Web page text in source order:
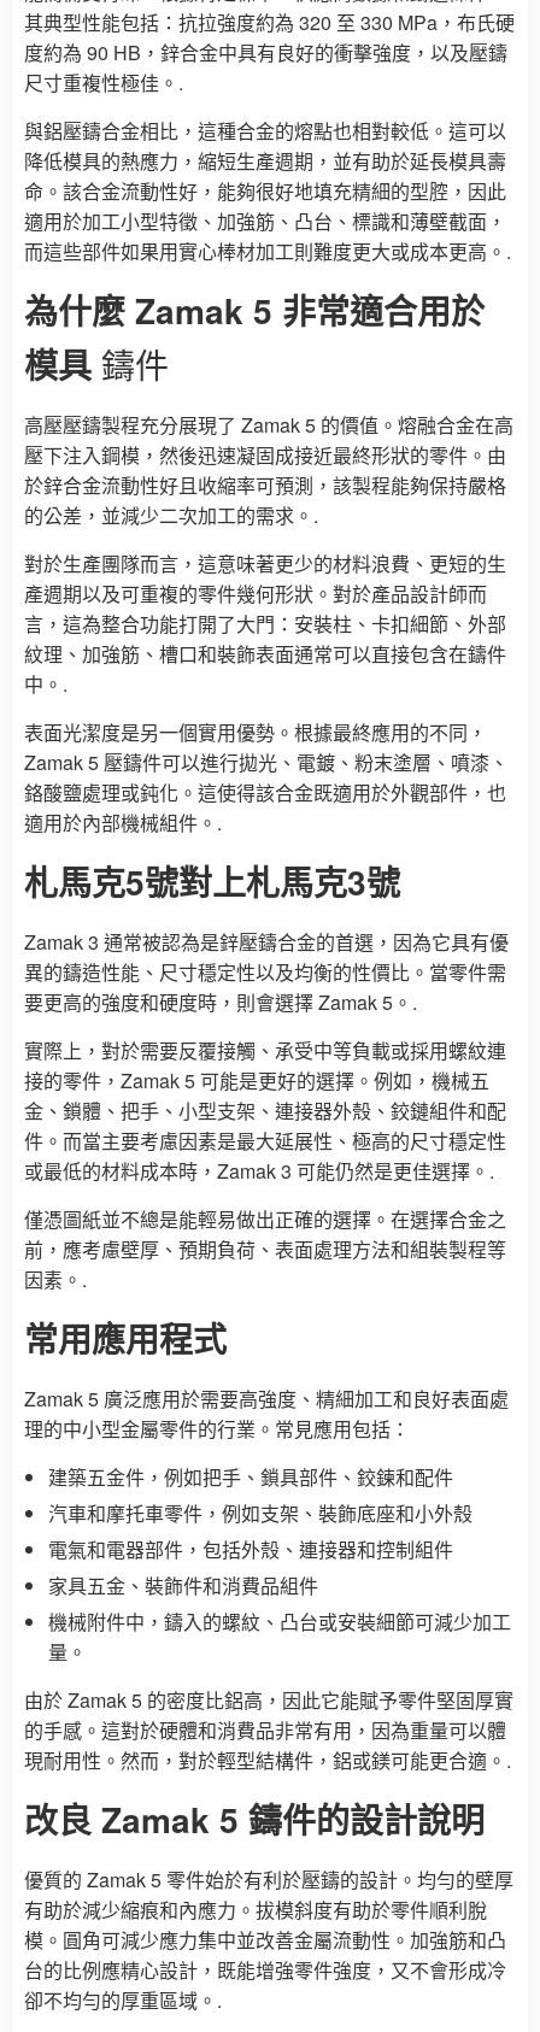
其典型性能包括：抗拉強度約為 320 至 330 MPa，布氏硬
度約為 90 HB，鋅合金中具有良好的衝擊強度，以及壓鑄
尺寸重複性極佳。.
與鋁壓鑄合金相比，這種合金的熔點也相對較低。這可以
降低模具的熱應力，縮短生產週期，並有助於延長模具壽
命。該合金流動性好，能夠很好地填充精細的型腔，因此
適用於加工小型特徵、加強筋、凸台、標識和薄壁截面，
而這些部件如果用實心棒材加工則難度更大或成本更高。.
為什麼 Zamak 5 非常適合用於
模具 鑄件
高壓壓鑄製程充分展現了 Zamak 5 的價值。熔融合金在高
壓下注入鋼模，然後迅速凝固成接近最終形狀的零件。由
於鋅合金流動性好且收縮率可預測，該製程能夠保持嚴格
的公差，並減少二次加工的需求。.
對於生產團隊而言，這意味著更少的材料浪費、更短的生
產週期以及可重複的零件幾何形狀。對於產品設計師而
言，這為整合功能打開了大門：安裝柱、卡扣細節、外部
紋理、加強筋、槽口和裝飾表面通常可以直接包含在鑄件
中。.
表面光潔度是另一個實用優勢。根據最終應用的不同，
Zamak 5 壓鑄件可以進行拋光、電鍍、粉末塗層、噴漆、
鉻酸鹽處理或鈍化。這使得該合金既適用於外觀部件，也
適用於內部機械組件。.
札馬克5號對上札馬克3號
Zamak 3 通常被認為是鋅壓鑄合金的首選，因為它具有優
異的鑄造性能、尺寸穩定性以及均衡的性價比。當零件需
要更高的強度和硬度時，則會選擇 Zamak 5。.
實際上，對於需要反覆接觸、承受中等負載或採用螺紋連
接的零件，Zamak 5 可能是更好的選擇。例如，機械五
金、鎖體、把手、小型支架、連接器外殼、鉸鏈組件和配
件。而當主要考慮因素是最大延展性、極高的尺寸穩定性
或最低的材料成本時，Zamak 3 可能仍然是更佳選擇。.
僅憑圖紙並不總是能輕易做出正確的選擇。在選擇合金之
前，應考慮壁厚、預期負荷、表面處理方法和組裝製程等
因素。.
常用應用程式
Zamak 5 廣泛應用於需要高強度、精細加工和良好表面處
理的中小型金屬零件的行業。常見應用包括：
建築五金件，例如把手、鎖具部件、鉸鍊和配件
汽車和摩托車零件，例如支架、裝飾底座和小外殼
電氣和電器部件，包括外殼、連接器和控制組件
家具五金、裝飾件和消費品組件
機械附件中，鑄入的螺紋、凸台或安裝細節可減少加工
量。
由於 Zamak 5 的密度比鋁高，因此它能賦予零件堅固厚實
的手感。這對於硬體和消費品非常有用，因為重量可以體
現耐用性。然而，對於輕型結構件，鋁或鎂可能更合適。.
改良 Zamak 5 鑄件的設計說明
優質的 Zamak 5 零件始於有利於壓鑄的設計。均勻的壁厚
有助於減少縮痕和內應力。拔模斜度有助於零件順利脫
模。圓角可減少應力集中並改善金屬流動性。加強筋和凸
台的比例應精心設計，既能增強零件強度，又不會形成冷
卻不均勻的厚重區域。.